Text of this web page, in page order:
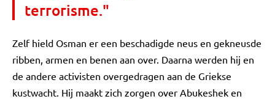
terrorisme."
Zelf hield Osman er een beschadigde neus en gekneusde
ribben, armen en benen aan over. Daarna werden hij en
de andere activisten overgedragen aan de Griekse
kustwacht. Hij maakt zich zorgen over Abukeshek en